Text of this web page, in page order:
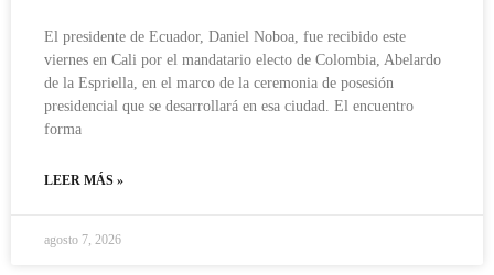
El presidente de Ecuador, Daniel Noboa, fue recibido este
viernes en Cali por el mandatario electo de Colombia, Abelardo
de la Espriella, en el marco de la ceremonia de posesión
presidencial que se desarrollará en esa ciudad. El encuentro
forma
LEER MÁS »
agosto 7, 2026